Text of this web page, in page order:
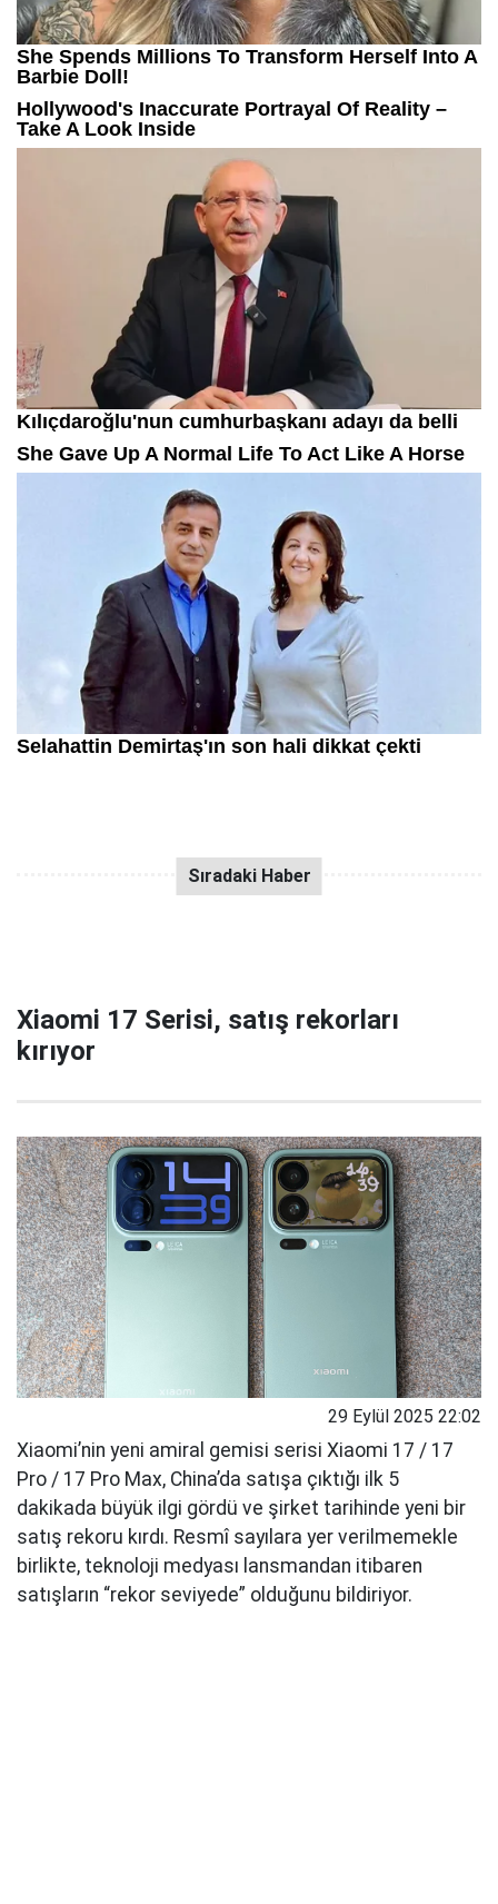
Xiaomi 17 Serisi, satış rekorları
kırıyor
29 Eylül 2025 22:02
Xiaomi’nin yeni amiral gemisi serisi Xiaomi 17 / 17
Pro / 17 Pro Max, China’da satışa çıktığı ilk 5
dakikada büyük ilgi gördü ve şirket tarihinde yeni bir
satış rekoru kırdı. Resmî sayılara yer verilmemekle
birlikte, teknoloji medyası lansmandan itibaren
satışların “rekor seviyede” olduğunu bildiriyor.